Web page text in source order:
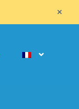
×